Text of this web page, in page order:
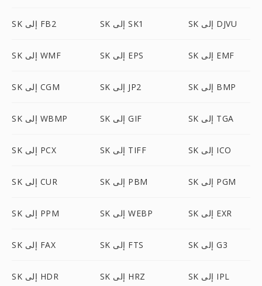
SK إلى FB2 SK إلى SK1 SK إلى DJVU
SK إلى WMF SK إلى EPS SK إلى EMF
SK إلى CGM SK إلى JP2 SK إلى BMP
SK إلى WBMP SK إلى GIF SK إلى TGA
SK إلى PCX SK إلى TIFF SK إلى ICO
SK إلى CUR SK إلى PBM SK إلى PGM
SK إلى PPM SK إلى WEBP SK إلى EXR
SK إلى FAX SK إلى FTS SK إلى G3
SK إلى HDR SK إلى HRZ SK إلى IPL